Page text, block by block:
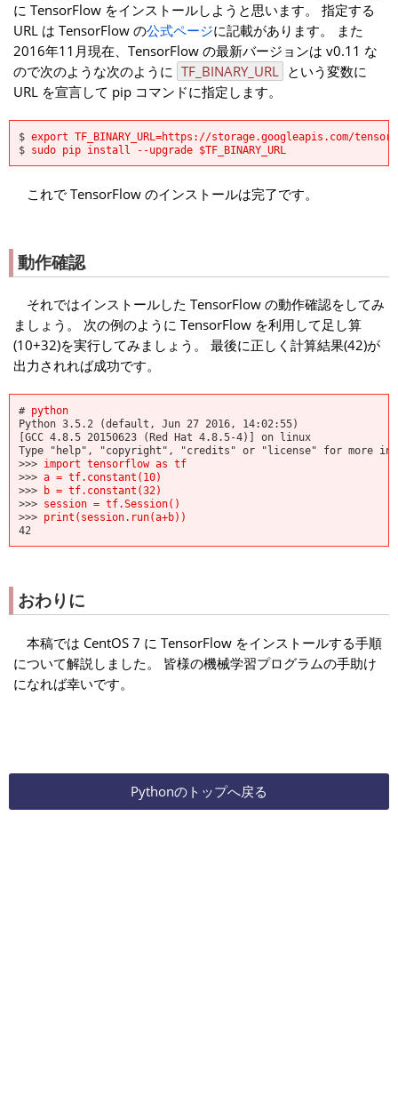
に TensorFlow をインストールしようと思います。 指定する
URL は TensorFlow の公式ページに記載があります。 また
2016年11月現在、TensorFlow の最新バージョンは v0.11 な
ので次のような次のように TF_BINARY_URL という変数に
URL を宣言して pip コマンドに指定します。
$ export TF_BINARY_URL=https://storage.googleapis.com/
$ sudo pip install --upgrade $TF_BINARY_URL
これで TensorFlow のインストールは完了です。
動作確認
それではインストールした TensorFlow の動作確認をしてみ
ましょう。 次の例のように TensorFlow を利用して足し算
(10+32)を実行してみましょう。 最後に正しく計算結果(42)が
出力されれば成功です。
# python
Python 3.5.2 (default, Jun 27 2016, 14:02:55)
[GCC 4.8.5 20150623 (Red Hat 4.8.5-4)] on linux
Type "help", "copyright", "credits" or "license" for more
>>> import tensorflow as tf
>>> a = tf.constant(10)
>>> b = tf.constant(32)
>>> session = tf.Session()
>>> print(session.run(a+b))
42
おわりに
本稿では CentOS 7 に TensorFlow をインストールする手順
について解説しました。 皆様の機械学習プログラムの手助け
になれば幸いです。
Pythonのトップへ戻る